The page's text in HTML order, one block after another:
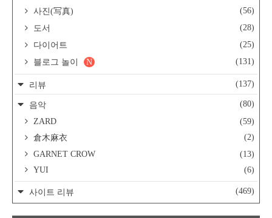
사진(写真)
(56)
도서
(28)
다이어트
(25)
블로그 놀이
(131)
N
리뷰 (137)
음악
(80)
ZARD
(59)
倉木麻衣
(2)
GARNET CROW
(13)
YUI
(6)
사이트 리뷰 (469)